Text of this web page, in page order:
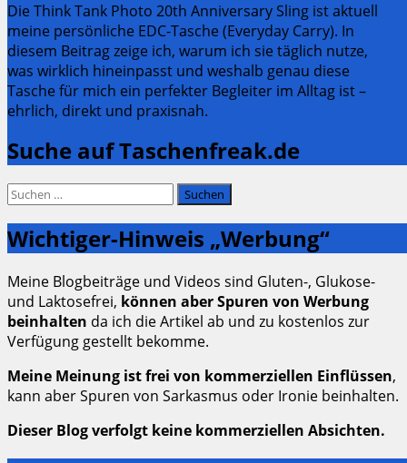
Die Think Tank Photo 20th Anniversary Sling ist aktuell
meine persönliche EDC-Tasche (Everyday Carry). In
diesem Beitrag zeige ich, warum ich sie täglich nutze,
was wirklich hineinpasst und weshalb genau diese
Tasche für mich ein perfekter Begleiter im Alltag ist –
ehrlich, direkt und praxisnah.
Suche auf Taschenfreak.de
Suchen
Wichtiger-Hinweis „Werbung“
Meine Blogbeiträge und Videos sind Gluten-, Glukose-
und Laktosefrei, können aber Spuren von Werbung
beinhalten da ich die Artikel ab und zu kostenlos zur
Verfügung gestellt bekomme.
Meine Meinung ist frei von kommerziellen Einflüssen,
kann aber Spuren von Sarkasmus oder Ironie beinhalten.
Dieser Blog verfolgt keine kommerziellen Absichten.